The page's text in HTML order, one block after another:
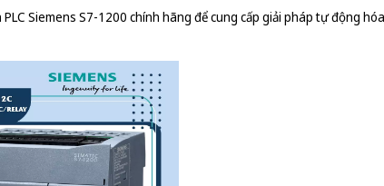
PLC Siemens S7-1200 chính hãng để cung cấp giải pháp tự động